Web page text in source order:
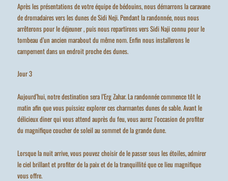
Après les présentations de votre équipe de bédouins, nous démarrons la caravane
de dromadaires vers les dunes de Sidi Neji. Pendant la randonnée, nous nous
arrêterons pour le déjeuner , puis nous repartirons vers Sidi Naji connu pour le
tombeau d’un ancien marabout du même nom. Enfin nous installerons le
campement dans un endroit proche des dunes.
Jour 3
Aujourd’hui, notre destination sera l’Erg Zahar. La randonnée commence tôt le
matin afin que vous puissiez explorer ces charmantes dunes de sable. Avant le
délicieux diner qui vous attend auprès du feu, vous aurez l’occasion de profiter
du magnifique coucher de soleil au sommet de la grande dune.
Lorsque la nuit arrive, vous pouvez choisir de le passer sous les étoiles, admirer
le ciel brillant et profiter de la paix et de la tranquillité que ce lieu magnifique
vous offre.